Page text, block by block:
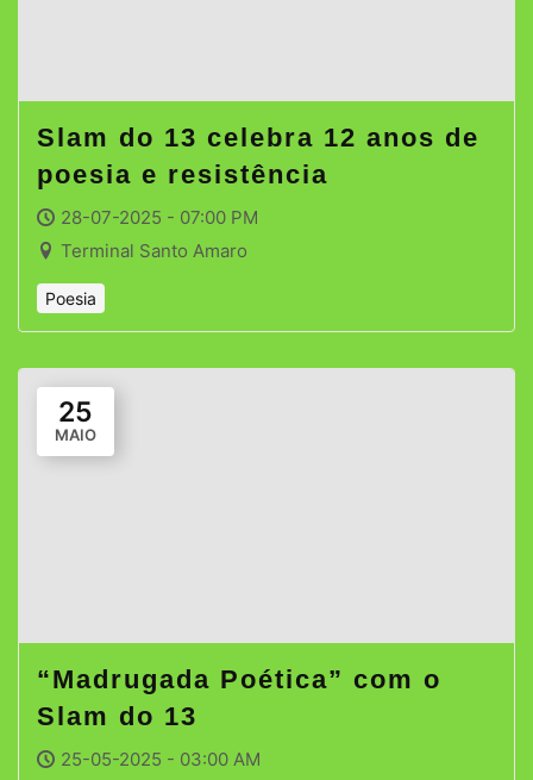
Slam do 13 celebra 12 anos de
poesia e resistência
28-07-2025 - 07:00 PM
Terminal Santo Amaro
Poesia
25
MAIO
“Madrugada Poética” com o
Slam do 13
25-05-2025 - 03:00 AM